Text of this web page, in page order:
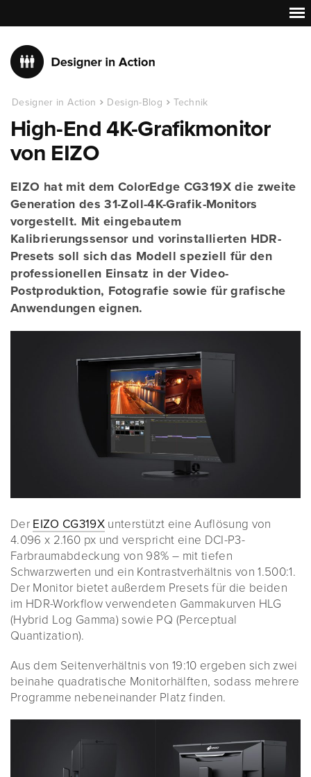
Designer in Action Design-Blog Technik
High-End 4K-Grafikmonitor
von EIZO
EIZO hat mit dem ColorEdge CG319X die zweite
Generation des 31-Zoll-4K-Grafik-Monitors
vorgestellt. Mit eingebautem
Kalibrierungssensor und vorinstallierten HDR-
Presets soll sich das Modell speziell für den
professionellen Einsatz in der Video-
Postproduktion, Fotografie sowie für grafische
Anwendungen eignen.
Der EIZO CG319X unterstützt eine Auflösung von
4.096 x 2.160 px und verspricht eine DCI-P3-
Farbraumabdeckung von 98% – mit tiefen
Schwarzwerten und ein Kontrastverhältnis von 1.500:1.
Der Monitor bietet außerdem Presets für die beiden
im HDR-Workflow verwendeten Gammakurven HLG
(Hybrid Log Gamma) sowie PQ (Perceptual
Quantization).
Aus dem Seitenverhältnis von 19:10 ergeben sich zwei
beinahe quadratische Monitorhälften, sodass mehrere
Programme nebeneinander Platz finden.